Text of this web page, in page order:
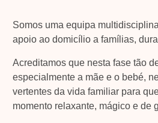
Somos uma equipa
apoio ao domicílio a famílias,
Acreditamos que nesta fase tão
especialmente a mãe e o bebé,
vertentes da vida familiar para
momento relaxante, mágico e de